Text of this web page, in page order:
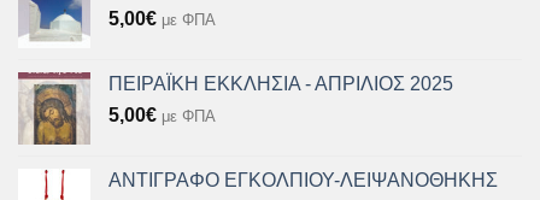
5,00€ με ΦΠΑ
ΠΕΙΡΑΪΚΗ ΕΚΚΛΗΣΙΑ - ΑΠΡΙΛΙΟΣ 2025
5,00€ με ΦΠΑ
ΑΝΤΙΓΡΑΦΟ ΕΓΚΟΛΠΙΟΥ-ΛΕΙΨΑΝΟΘΗΚΗΣ